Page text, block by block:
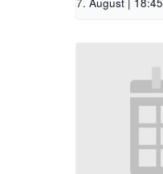
7. August | 18:45